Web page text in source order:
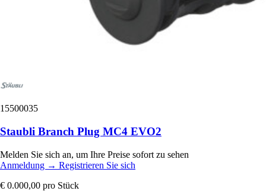
15500035
Staubli Branch Plug MC4 EVO2
Melden Sie sich an, um Ihre Preise sofort zu sehen
Anmeldung → Registrieren Sie sich
€ 0.000,00 pro Stück